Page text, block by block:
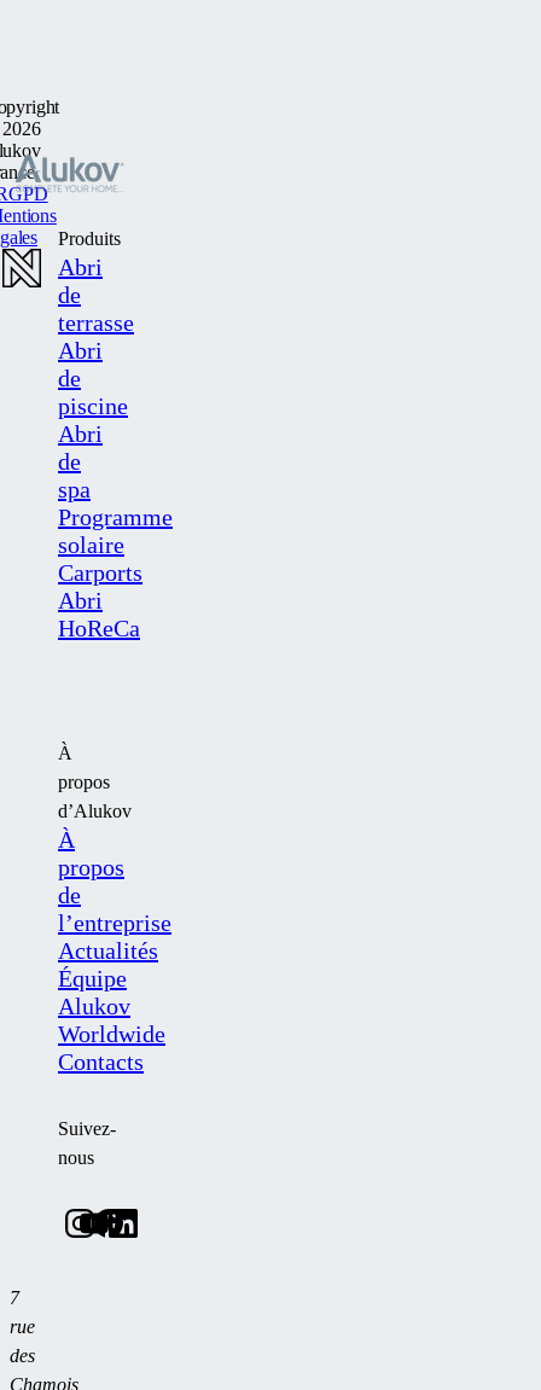
Produits
Abri
de
terrasse
Abri
de
piscine
Abri
de
spa
Programme
solaire
Carports
Abri
HoReCa
À
propos
d’Alukov
À
propos
de
l’entreprise
Actualités
Équipe
Alukov
Worldwide
Contacts
Suivez-
nous
7
rue
des
Chamois